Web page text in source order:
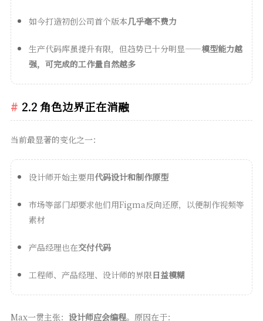
如今打造初创公司首个版本几乎毫不费力
生产代码库虽提升有限，但趋势已十分明显——模型能力越
强，可完成的工作量自然越多
2.2 角色边界正在消融
当前最显著的变化之一：
设计师开始主要用代码设计和制作原型
市场等部门却要求他们用Figma反向还原，以便制作视频等
素材
产品经理也在交付代码
工程师、产品经理、设计师的界限日益模糊
Max一贯主张： 设计师应会编程。原因在于：